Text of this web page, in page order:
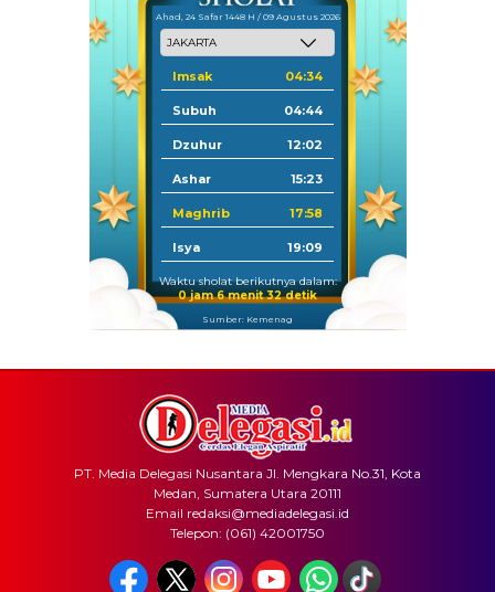
Ahad, 24 Safar 1448 H / 09 Agustus 2026
Imsak 04:34
Subuh 04:44
Dzuhur 12:02
Ashar 15:23
Maghrib 17:58
Isya 19:09
Waktu sholat berikutnya dalam:
0 jam 6 menit 32 detik
Sumber: Kemenag
PT. Media Delegasi Nusantara Jl. Mengkara No.31, Kota
Medan, Sumatera Utara 20111
Email redaksi@mediadelegasi.id
Telepon: (061) 42001750